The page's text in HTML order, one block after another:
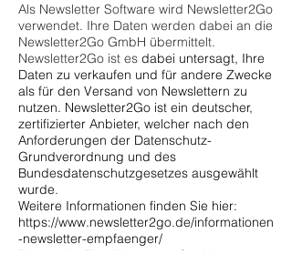
Als Newsletter Software wird Newsletter2Go
verwendet. Ihre Daten werden dabei an die
Newsletter2Go GmbH übermittelt.
Newsletter2Go ist es dabei untersagt, Ihre
Daten zu verkaufen und für andere Zwecke
als für den Versand von Newslettern zu
nutzen. Newsletter2Go ist ein deutscher,
zertifizierter Anbieter, welcher nach den
Anforderungen der Datenschutz-
Grundverordnung und des
Bundesdatenschutzgesetzes ausgewählt
wurde.
Weitere Informationen finden Sie hier:
https://www.newsletter2go.de/informationen
-newsletter-empfaenger/
Die erteilte Einwilligung zur Speicherung